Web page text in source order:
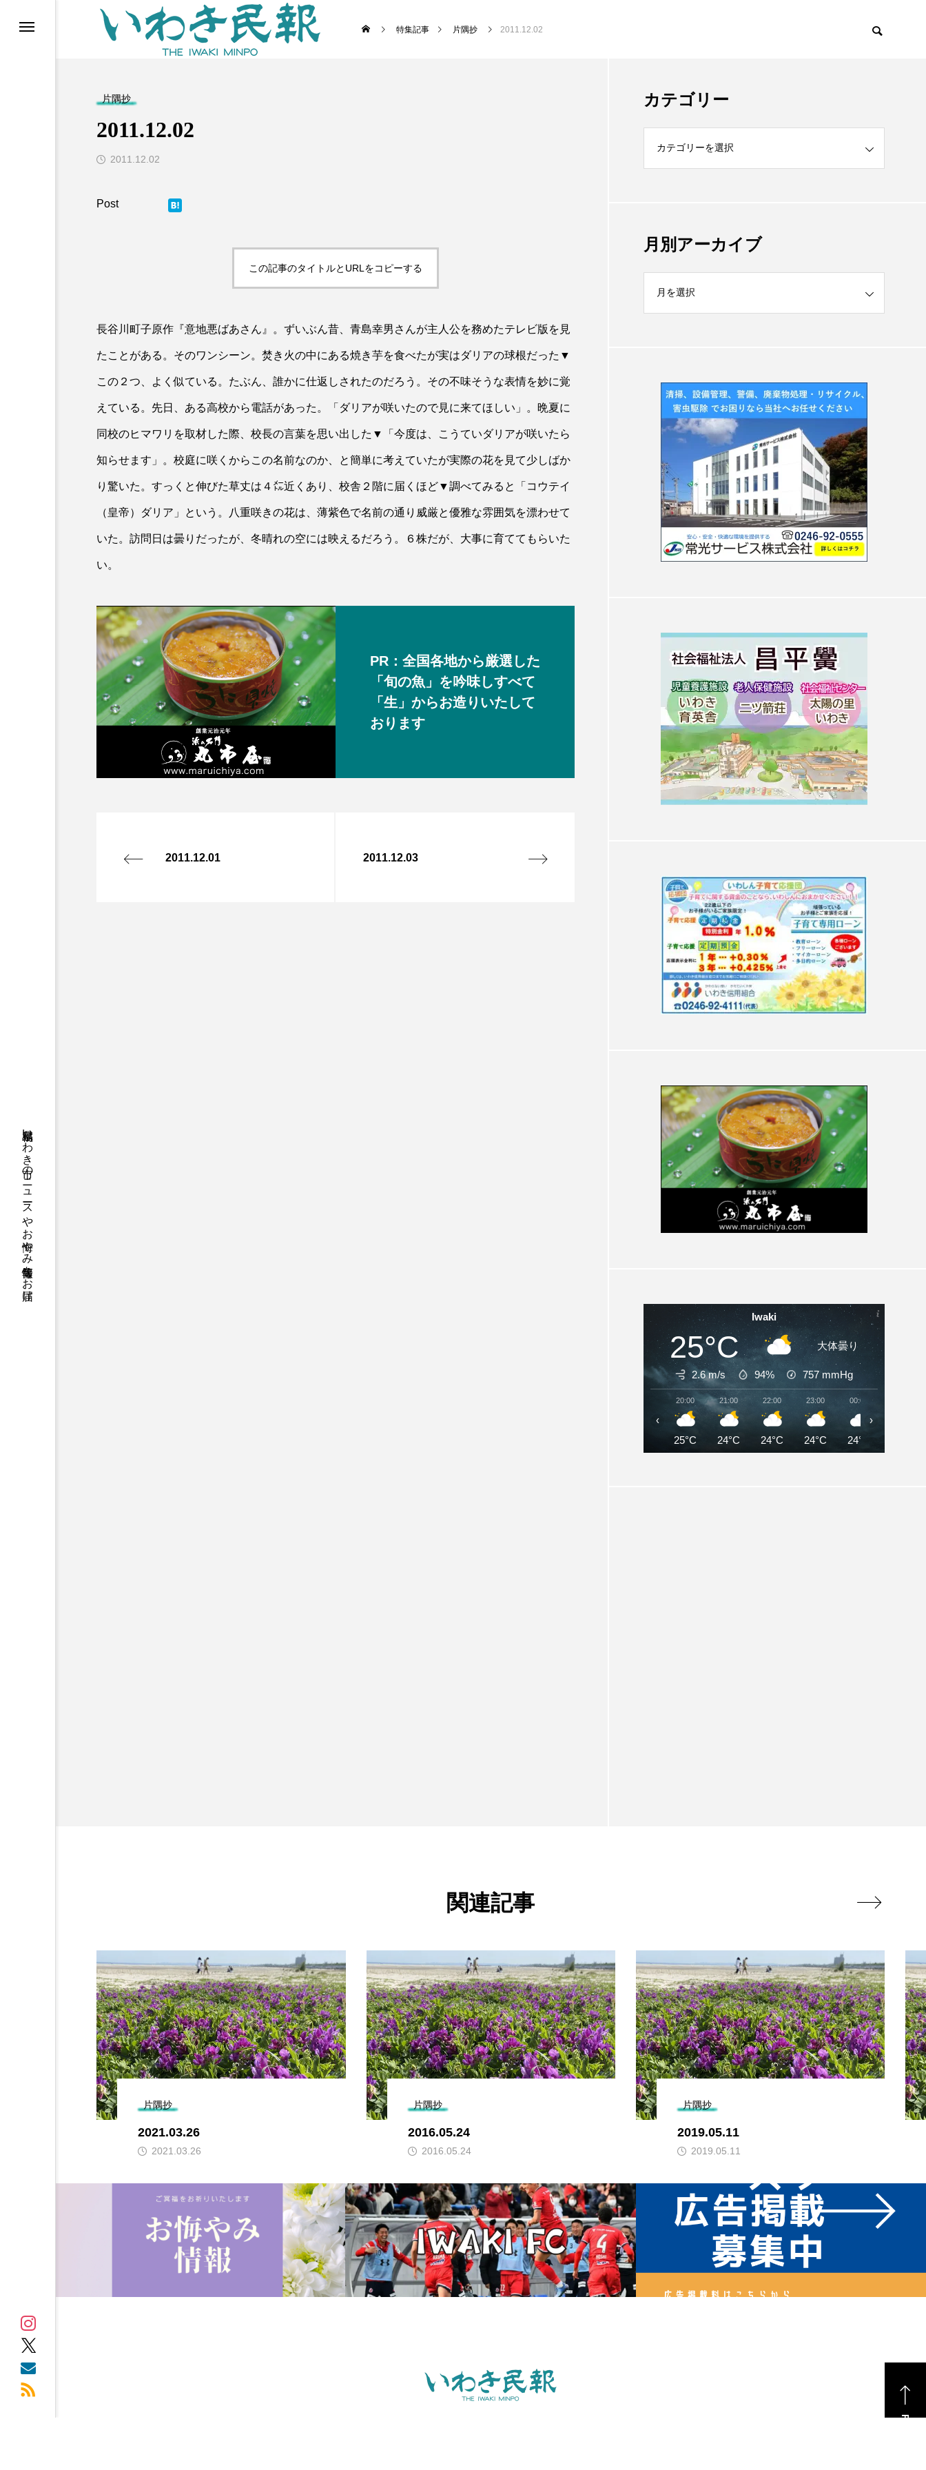
福島県いわき市のニュースやお悔やみ情報等をお届け
特集記事 片隅抄 2011.12.02
片隅抄
2011.12.02
2011.12.02
この記事のタイトルとURLをコピーする
長谷川町子原作『意地悪ばあさん』。ずいぶん昔、青島幸男さんが主人公を務めたテレビ版を見
たことがある。そのワンシーン。焚き火の中にある焼き芋を食べたが実はダリアの球根だった▼
この２つ、よく似ている。たぶん、誰かに仕返しされたのだろう。その不味そうな表情を妙に覚
えている。先日、ある高校から電話があった。「ダリアが咲いたので見に来てほしい」。晩夏に
同校のヒマワリを取材した際、校長の言葉を思い出した▼「今度は、こうていダリアが咲いたら
知らせます」。校庭に咲くからこの名前なのか、と簡単に考えていたが実際の花を見て少しばか
り驚いた。すっくと伸びた草丈は４㍍近くあり、校舎２階に届くほど▼調べてみると「コウテイ
（皇帝）ダリア」という。八重咲きの花は、薄紫色で名前の通り威厳と優雅な雰囲気を漂わせて
いた。訪問日は曇りだったが、冬晴れの空には映えるだろう。６株だが、大事に育ててもらいた
い。
PR：全国各地から厳選した
「旬の魚」を吟味しすべて
「生」からお造りいたして
おります
2011.12.01 2011.12.03
カテゴリー
月別アーカイブ
Iwaki
25°C 大体曇り
2.6 m/s 94% 757mmHg
20:00
25°C
21:00
24°C
22:00
24°C
23:00
24°C
00:00
24°C
‹ ›
関連記事
片隅抄
2021.03.26
2021.03.26
片隅抄
2016.05.24
2016.05.24
片隅抄
2019.05.11
2019.05.11
